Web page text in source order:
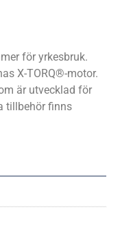
för yrkesbruk.
X-TORQ®-motor.
är utvecklad för
tillbehör finns